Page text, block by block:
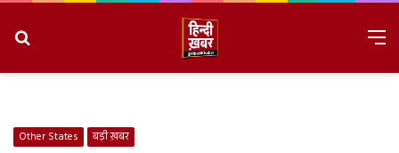
Other States बड़ी ख़बर